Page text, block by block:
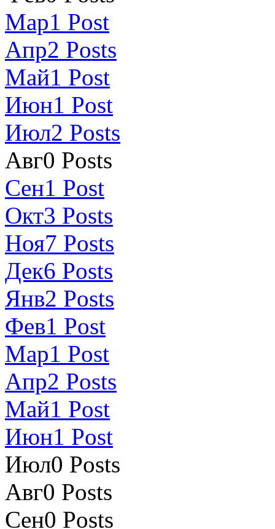
Мар1 Post
Апр2 Posts
Май1 Post
Июн1 Post
Июл2 Posts
Авг0 Posts
Сен1 Post
Окт3 Posts
Ноя7 Posts
Дек6 Posts
Янв2 Posts
Фев1 Post
Мар1 Post
Апр2 Posts
Май1 Post
Июн1 Post
Июл0 Posts
Авг0 Posts
Сен0 Posts